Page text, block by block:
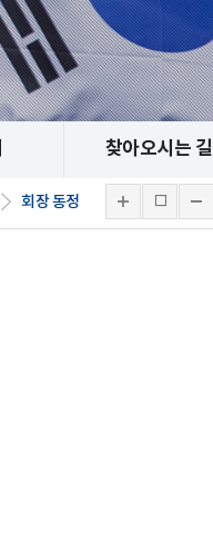
찾아오시는 길
회장 동정